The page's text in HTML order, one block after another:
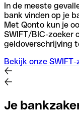
In de meeste
bank vinden op je
Met Qonto kun je
SWIFT/BIC-zoeker
geldoverschrijving
Bekijk onze
Je